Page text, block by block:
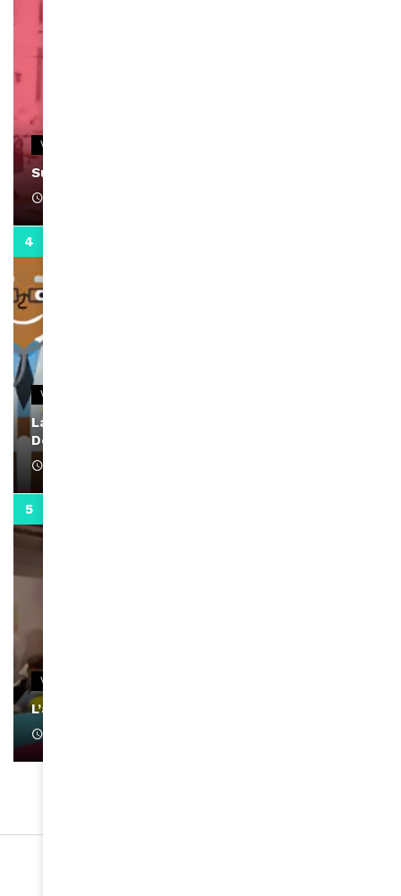
VIDEOS
Support Black Business Wee-kend
VIDEOS
La rubrique santé speciale coronavirus du
Docteur Makanda
VIDEOS
L’artiste Yoan s’exprime